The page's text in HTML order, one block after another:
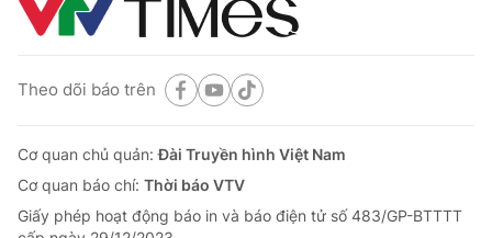
Theo dõi báo trên
Cơ quan chủ quản:Đài Truyền hình Việt Nam
Cơ quan báo chí: Thời báo VTV
Giấy phép hoạt động báo in và báo điện tử số 483/GP-BTTTT